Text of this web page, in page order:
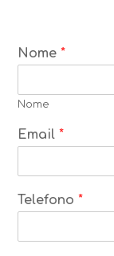
Nome*
Nome
Email*
Telefono*